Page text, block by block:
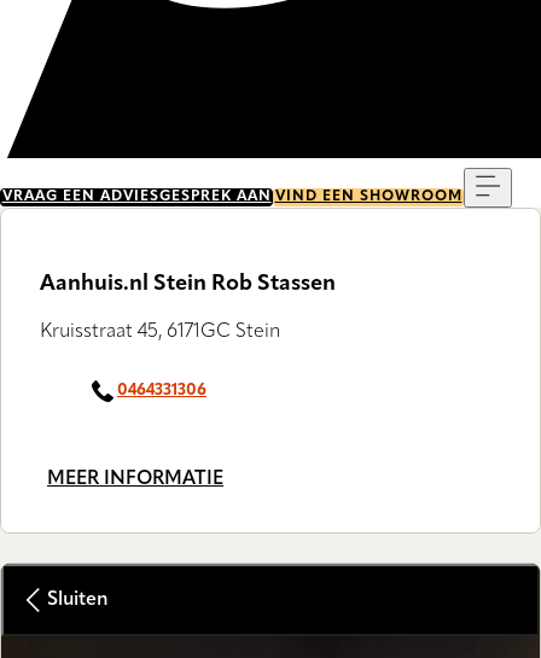
VRAAG EEN ADVIESGESPREK AAN VIND EEN SHOWROOM
Aanhuis.nl Stein Rob Stassen
Kruisstraat 45, 6171GC Stein
0464331306
MEER INFORMATIE
Sluiten